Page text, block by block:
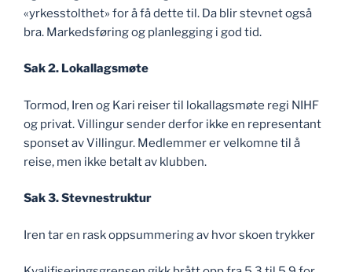
«yrkesstolthet» for å få dette til. Da blir stevnet også
bra. Markedsføring og planlegging i god tid.
Sak 2. Lokallagsmøte
Tormod, Iren og Kari reiser til lokallagsmøte regi NIHF
og privat. Villingur sender derfor ikke en representant
sponset av Villingur. Medlemmer er velkomne til å
reise, men ikke betalt av klubben.
Sak 3. Stevnestruktur
Iren tar en rask oppsummering av hvor skoen trykker